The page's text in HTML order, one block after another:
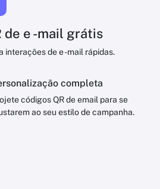
de e -mail grátis
interações de e -mail rápidas.
completa
códigos QR de email para se
ao seu estilo de campanha.